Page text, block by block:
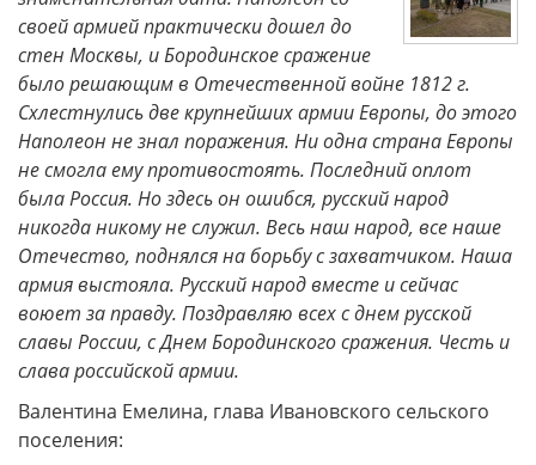
своей армией практически дошел до
стен Москвы, и Бородинское сражение
было решающим в Отечественной войне 1812 г.
Схлестнулись две крупнейших армии Европы, до этого
Наполеон не знал поражения. Ни одна страна Европы
не смогла ему противостоять. Последний оплот
была Россия. Но здесь он ошибся, русский народ
никогда никому не служил. Весь наш народ, все наше
Отечество, поднялся на борьбу с захватчиком. Наша
армия выстояла. Русский народ вместе и сейчас
воюет за правду. Поздравляю всех с днем русской
славы России, с Днем Бородинского сражения. Честь и
слава российской армии.
Валентина Емелина, глава Ивановского сельского
поселения: